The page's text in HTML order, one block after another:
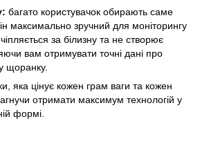
багато користувачок обирають саме
максимально зручний для моніторингу
за білизну та не створює
вам отримувати точні дані про
щоранку.
яка цінує кожен грам ваги та кожен
отримати максимум технологій у
формі.